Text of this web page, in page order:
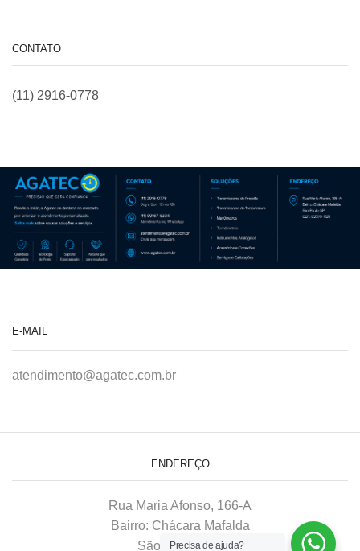
CONTATO
(11) 2916-0778
E-MAIL
atendimento@agatec.com.br
ENDEREÇO
Rua Maria Afonso, 166-A
Bairro: Chácara Mafalda
São Paulo–SP
Precisa de ajuda?